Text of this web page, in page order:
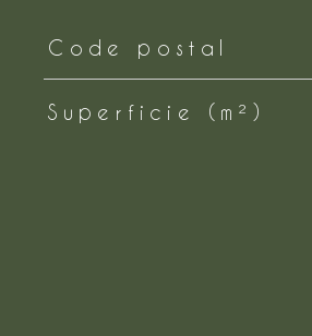
Code postal
Superficie (m²)